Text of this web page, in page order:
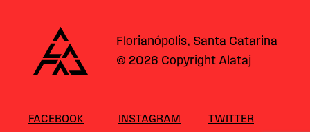
Alataj
Florianópolis, Santa Catarina
© 2026 Copyright Alataj
FACEBOOK INSTAGRAM TWITTER